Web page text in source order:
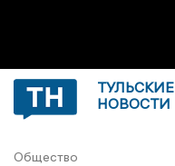
ТУЛЬСКИЕ
НОВОСТИ
Общество